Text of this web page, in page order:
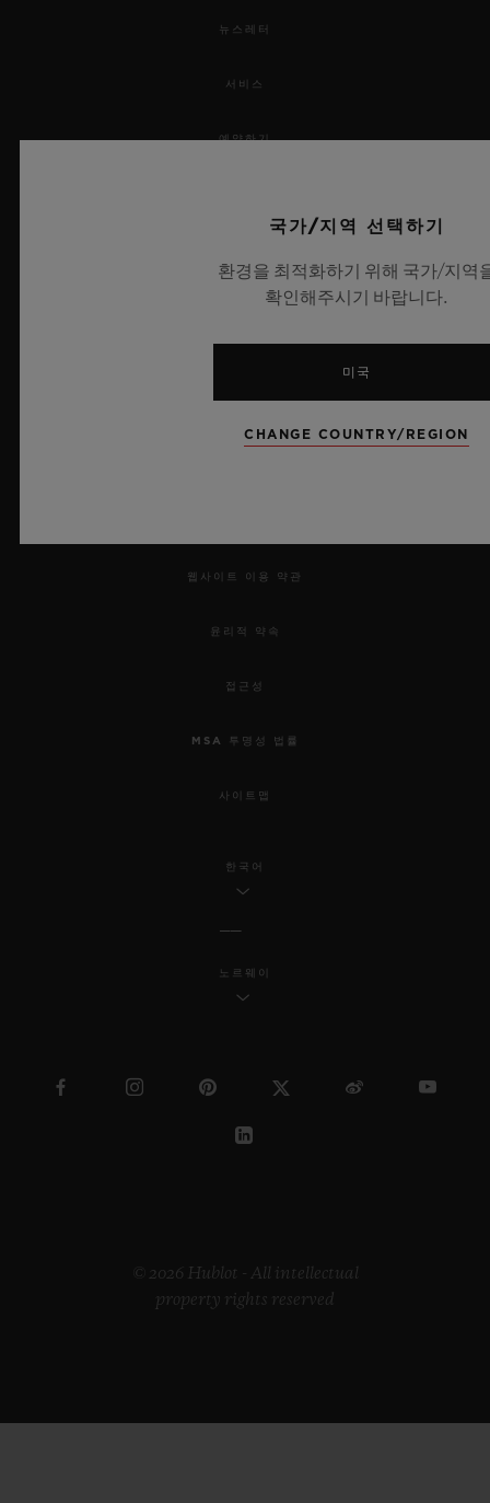
뉴스레터
서비스
예약하기
웹사이트 이용 약관
윤리적 약속
접근성
MSA 투명성 법률
사이트맵
한국어
노르웨이
© 2026 Hublot - All intellectual
property rights reserved
국가/지역 선택하기
환경을 최적화하기 위해 국가/지역
확인해주시기 바랍니다.
미국
CHANGE COUNTRY/REGION